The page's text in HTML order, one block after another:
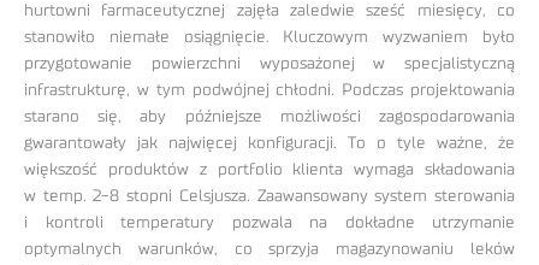
hurtowni farmaceutycznej zajęła zaledwie sześć miesięcy, co
stanowiło niemałe osiągnięcie. Kluczowym wyzwaniem było
przygotowanie powierzchni wyposażonej w specjalistyczną
infrastrukturę, w tym podwójnej chłodni. Podczas projektowania
starano się, aby późniejsze możliwości zagospodarowania
gwarantowały jak najwięcej konfiguracji. To o tyle ważne, że
większość produktów z portfolio klienta wymaga składowania
w temp. 2-8 stopni Celsjusza. Zaawansowany system sterowania
i kontroli temperatury pozwala na dokładne utrzymanie
optymalnych warunków, co sprzyja magazynowaniu leków